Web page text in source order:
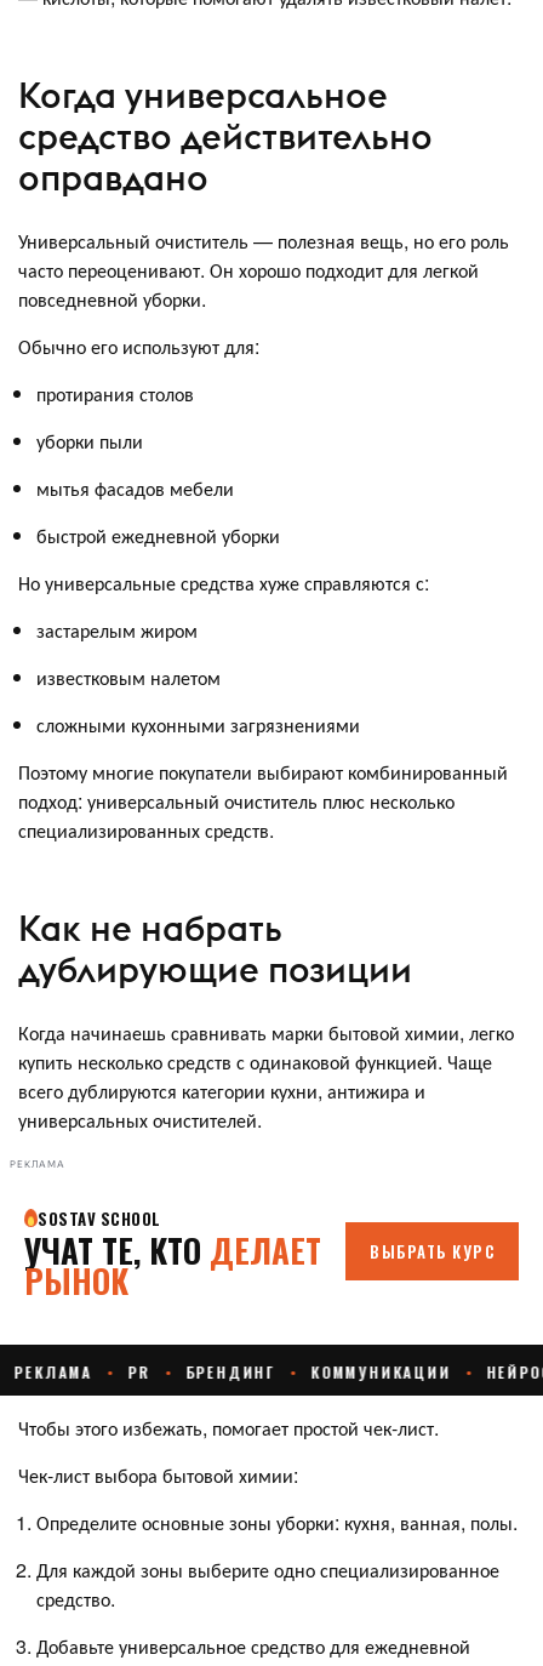
Когда универсальное
средство действительно
оправдано
Универсальный очиститель — полезная вещь, но его роль
часто переоценивают. Он хорошо подходит для легкой
повседневной уборки.
Обычно его используют для:
протирания столов
уборки пыли
мытья фасадов мебели
быстрой ежедневной уборки
Но универсальные средства хуже справляются с:
застарелым жиром
известковым налетом
сложными кухонными загрязнениями
Поэтому многие покупатели выбирают комбинированный
подход: универсальный очиститель плюс несколько
специализированных средств.
Как не набрать
дублирующие позиции
Когда начинаешь сравнивать марки бытовой химии, легко
купить несколько средств с одинаковой функцией. Чаще
всего дублируются категории кухни, антижира и
универсальных очистителей.
РЕКЛАМА
Чтобы этого избежать, помогает простой чек‑лист.
Чек‑лист выбора бытовой химии:
Определите основные зоны уборки: кухня, ванная, полы.
Для каждой зоны выберите одно специализированное
средство.
Добавьте универсальное средство для ежедневной